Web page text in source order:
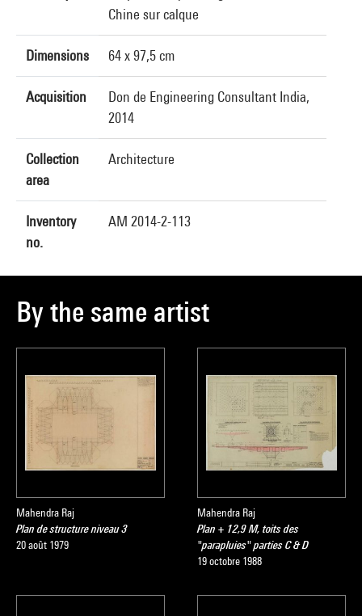
Chine sur calque
Dimensions 64 x 97,5 cm
Acquisition
Don de Engineering Consultant India,
2014
Collection
area
Architecture
Inventory
no.
AM 2014-2-113
By the same artist
Mahendra Raj
Plan de structure niveau 3
20 août 1979
Mahendra Raj
Plan + 12,9 M, toits des
"parapluies" parties C & D
19 octobre 1988